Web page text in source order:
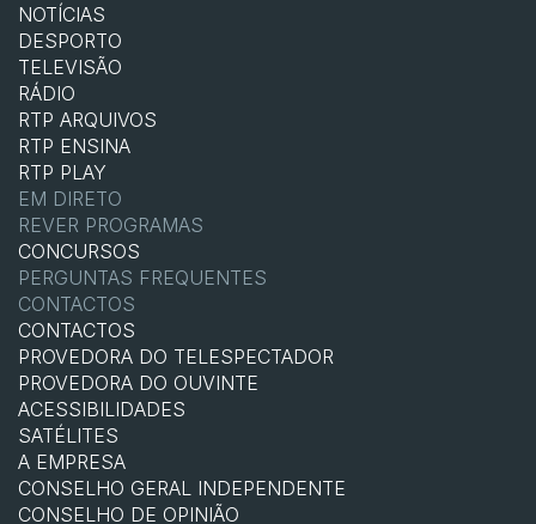
NOTÍCIAS
DESPORTO
TELEVISÃO
RÁDIO
RTP ARQUIVOS
RTP ENSINA
RTP PLAY
EM DIRETO
REVER PROGRAMAS
CONCURSOS
PERGUNTAS FREQUENTES
CONTACTOS
CONTACTOS
PROVEDORA DO TELESPECTADOR
PROVEDORA DO OUVINTE
ACESSIBILIDADES
SATÉLITES
A EMPRESA
CONSELHO GERAL INDEPENDENTE
CONSELHO DE OPINIÃO